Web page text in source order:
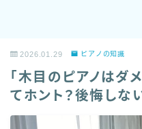
2026.01.29 ピアノの知識
「木目のピアノはダ
てホント？後悔しな